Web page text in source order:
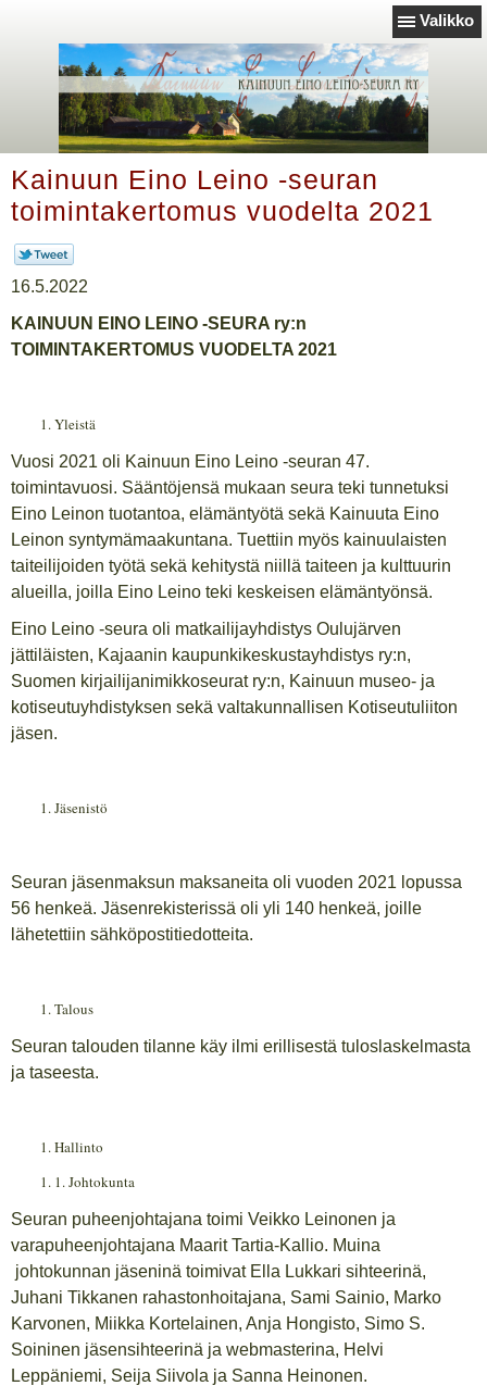
Valikko
Kainuun Eino Leino -seuran
toimintakertomus vuodelta 2021
16.5.2022
KAINUUN EINO LEINO -SEURA ry:n
TOIMINTAKERTOMUS VUODELTA 2021
Yleistä
Vuosi 2021 oli Kainuun Eino Leino -seuran 47.
toimintavuosi. Sääntöjensä mukaan seura teki tunnetuksi
Eino Leinon tuotantoa, elämäntyötä sekä Kainuuta Eino
Leinon syntymämaakuntana. Tuettiin myös kainuulaisten
taiteilijoiden työtä sekä kehitystä niillä taiteen ja kulttuurin
alueilla, joilla Eino Leino teki keskeisen elämäntyönsä.
Eino Leino -seura oli matkailijayhdistys Oulujärven
jättiläisten, Kajaanin kaupunkikeskustayhdistys ry:n,
Suomen kirjailijanimikkoseurat ry:n, Kainuun museo- ja
kotiseutuyhdistyksen sekä valtakunnallisen Kotiseutuliiton
jäsen.
Jäsenistö
Seuran jäsenmaksun maksaneita oli vuoden 2021 lopussa
56 henkeä. Jäsenrekisterissä oli yli 140 henkeä, joille
lähetettiin sähköpostitiedotteita.
Talous
Seuran talouden tilanne käy ilmi erillisestä tuloslaskelmasta
ja taseesta.
Hallinto
1. Johtokunta
Seuran puheenjohtajana toimi Veikko Leinonen ja
varapuheenjohtajana Maarit Tartia-Kallio. Muina
johtokunnan jäseninä toimivat Ella Lukkari sihteerinä,
Juhani Tikkanen rahastonhoitajana, Sami Sainio, Marko
Karvonen, Miikka Kortelainen, Anja Hongisto, Simo S.
Soininen jäsensihteerinä ja webmasterina, Helvi
Leppäniemi, Seija Siivola ja Sanna Heinonen.